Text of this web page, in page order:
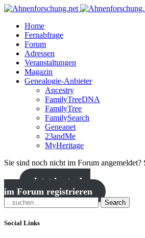
Home
Fernabfrage
Forum
Adressen
Veranstaltungen
Magazin
Genealogie-Anbieter
Ancestry
FamilyTreeDNA
FamilyTree
FamilySearch
Geneanet
23andMe
MyHeritage
Sie sind noch nicht im Forum
Jetzt kostenlos
im Forum registrieren
Search
Social Links